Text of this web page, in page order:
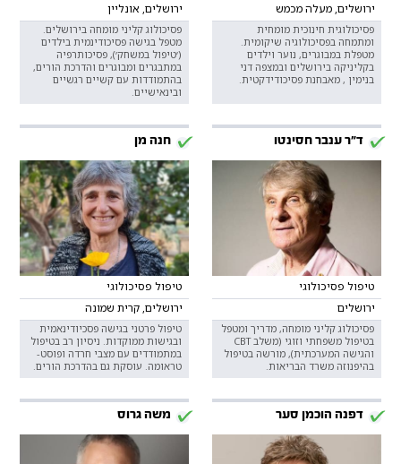
ירושלים, מעלה מכמש
פסיכולוגית חינוכית מומחית
ומתמחה בפסיכולוגיה שיקומית.
מטפלת במבוגרים, נוער וילדים
בקליניקה בירושלים ובמצפה דני
בנימין , מאבחנת פסיכודידקטית.
ירושלים, אונליין
פסיכולוג קליני מומחה בירושלים.
מטפל בגישה פסיכודינמית בילדים
(׳טיפול במשחק׳), פסיכותרפיה
במתבגרים ומבוגרים והדרכת הורים,
בהתמודדות עם קשיים רגשיים
ובינאישיים.
ד"ר ענבר חסינטו
טיפול פסיכולוגי
ירושלים
פסיכולוג קליני מומחה, מדריך ומטפל
בטיפול משפחתי וזוגי (משלב CBT
והגישה המערכתית), מורשה בטיפול
בהיפנוזה משרד הבריאות.
חנה מן
טיפול פסיכולוגי
ירושלים, קרית שמונה
טיפול פרטני בגישה פסכיודינאמית
ובגישות ממוקדות. ניסיון רב בטיפול
במתמודדים עם מצבי חרדה ופוסט-
טראומה. עוסקת גם בהדרכת הורים.
דפנה הוכמן סער משה גרוס